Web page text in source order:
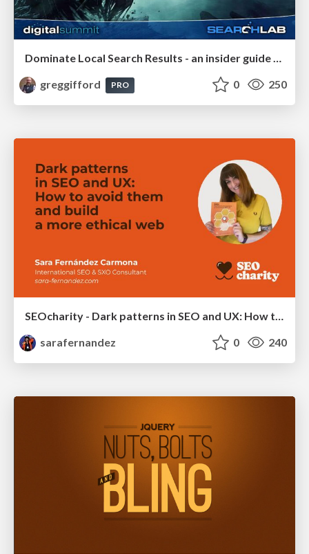
Dominate Local Search Results - an insider guide to GBP, reviews, and Local SEO
greggifford
PRO 0 250
SEOcharity - Dark patterns in SEO and UX: How to avoid them and build a more ethical web
sarafernandez
0 240